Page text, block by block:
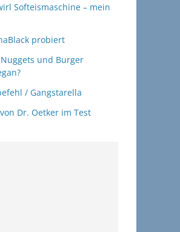
Softeismaschine – mein
probiert
Nuggets und Burger
/ Gangstarella
Dr. Oetker im Test